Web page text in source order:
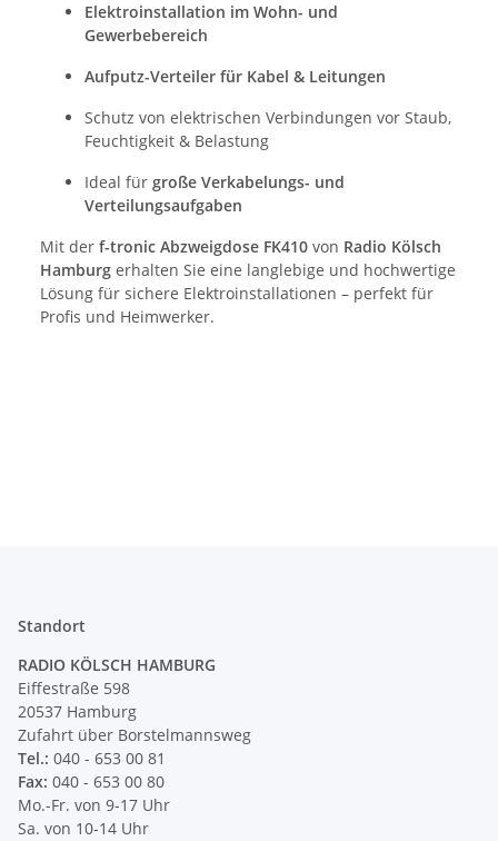
Elektroinstallation im Wohn- und
Gewerbebereich
Aufputz-Verteiler für Kabel & Leitungen
Schutz von elektrischen Verbindungen vor Staub,
Feuchtigkeit & Belastung
Ideal für große Verkabelungs- und
Verteilungsaufgaben
Mit der f-tronic Abzweigdose FK410 von Radio Kölsch
Hamburg erhalten Sie eine langlebige und hochwertige
Lösung für sichere Elektroinstallationen – perfekt für
Profis und Heimwerker.
Standort
RADIO KÖLSCH HAMBURG
Eiffestraße 598
20537 Hamburg
Zufahrt über Borstelmannsweg
Tel.: 040 - 653 00 81
Fax: 040 - 653 00 80
Mo.-Fr. von 9-17 Uhr
Sa. von 10-14 Uhr